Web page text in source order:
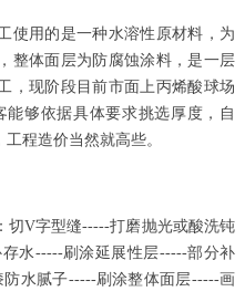
用的是一种水溶性原材料，为
整体面层为防腐蚀涂料，是一层
，现阶段目前市面上丙烯酸球场
能够依据具体要求挑选厚度，自
程造价当然就高些。
V字型缝-----打磨抛光或酸洗钝
水-----刷涂延展性层-----部分补
水腻子-----刷涂整体面层-----画